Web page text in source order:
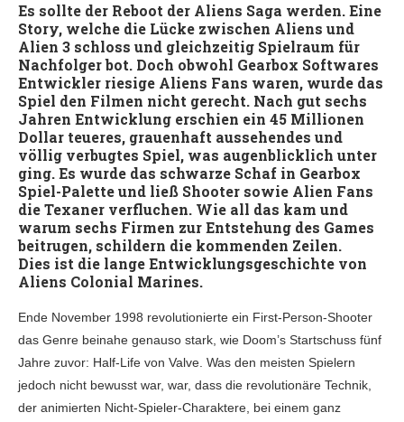
Es sollte der Reboot der Aliens Saga werden. Eine
Story, welche die Lücke zwischen Aliens und
Alien 3 schloss und gleichzeitig Spielraum für
Nachfolger bot. Doch obwohl Gearbox Softwares
Entwickler riesige Aliens Fans waren, wurde das
Spiel den Filmen nicht gerecht. Nach gut sechs
Jahren Entwicklung erschien ein 45 Millionen
Dollar teueres, grauenhaft aussehendes und
völlig verbugtes Spiel, was augenblicklich unter
ging. Es wurde das schwarze Schaf in Gearbox
Spiel-Palette und ließ Shooter sowie Alien Fans
die Texaner verfluchen. Wie all das kam und
warum sechs Firmen zur Entstehung des Games
beitrugen, schildern die kommenden Zeilen.
Dies ist die lange Entwicklungsgeschichte von
Aliens Colonial Marines.
Ende November 1998 revolutionierte ein First-Person-Shooter
das Genre beinahe genauso stark, wie Doom’s Startschuss fünf
Jahre zuvor: Half-Life von Valve. Was den meisten Spielern
jedoch nicht bewusst war, war, dass die revolutionäre Technik,
der animierten Nicht-Spieler-Charaktere, bei einem ganz